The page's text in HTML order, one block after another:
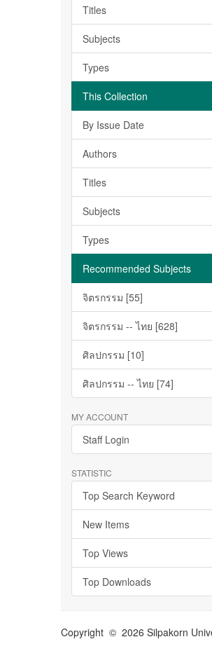
Titles
Subjects
Types
This Collection
By Issue Date
Authors
Titles
Subjects
Types
Recommended Subjects
จิตรกรรม [55]
จิตรกรรม -- ไทย [628]
ศิลปกรรม [10]
ศิลปกรรม -- ไทย [74]
MY ACCOUNT
Staff Login
STATISTIC
Top Search Keyword
New Items
Top Views
Top Downloads
Copyright © 2026 Silpakorn